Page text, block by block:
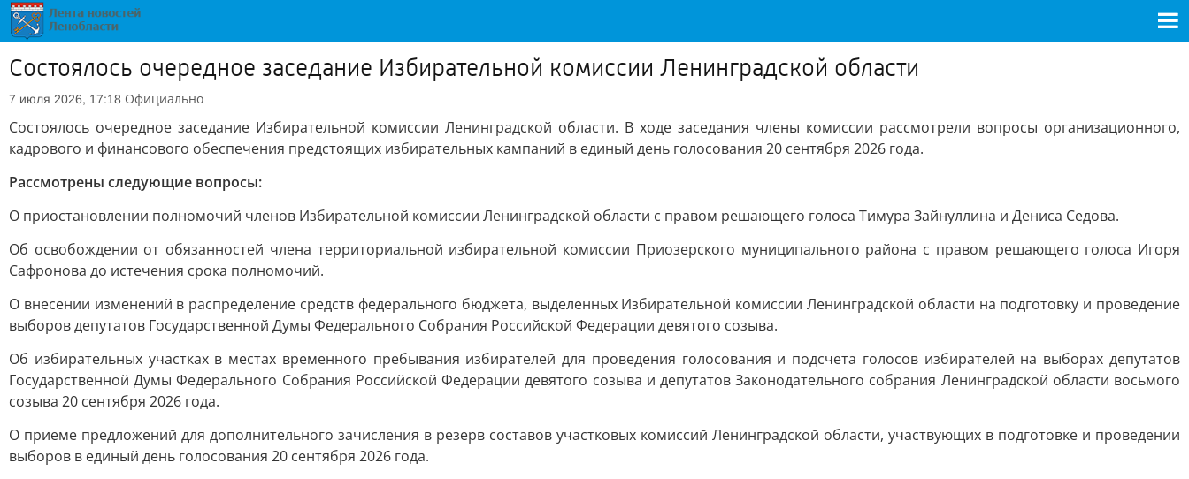
Состоялось очередное заседание Избирательной комиссии Ленинградской области
7 июля 2026, 17:18 Официально
Состоялось очередное заседание Избирательной комиссии Ленинградской области. В ходе заседания члены комиссии рассмотрели вопросы организационного,
кадрового и финансового обеспечения предстоящих избирательных кампаний в единый день голосования 20 сентября 2026 года.
Рассмотрены следующие вопросы:
О приостановлении полномочий членов Избирательной комиссии Ленинградской области с правом решающего голоса Тимура Зайнуллина и Дениса Седова.
Об освобождении от обязанностей члена территориальной избирательной комиссии Приозерского муниципального района с правом решающего голоса Игоря
Сафронова до истечения срока полномочий.
О внесении изменений в распределение средств федерального бюджета, выделенных Избирательной комиссии Ленинградской области на подготовку и проведение
выборов депутатов Государственной Думы Федерального Собрания Российской Федерации девятого созыва.
Об избирательных участках в местах временного пребывания избирателей для проведения голосования и подсчета голосов избирателей на выборах депутатов
Государственной Думы Федерального Собрания Российской Федерации девятого созыва и депутатов Законодательного собрания Ленинградской области восьмого
созыва 20 сентября 2026 года.
О приеме предложений для дополнительного зачисления в резерв составов участковых комиссий Ленинградской области, участвующих в подготовке и проведении
выборов в единый день голосования 20 сентября 2026 года.